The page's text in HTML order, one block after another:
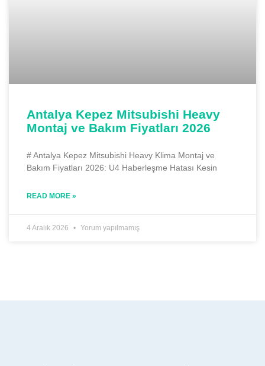
Antalya Kepez Mitsubishi Heavy
Montaj ve Bakım Fiyatları 2026
# Antalya Kepez Mitsubishi Heavy Klima Montaj ve
Bakım Fiyatları 2026: U4 Haberleşme Hatası Kesin
READ MORE »
4 Aralık 2026 Yorum yapılmamış